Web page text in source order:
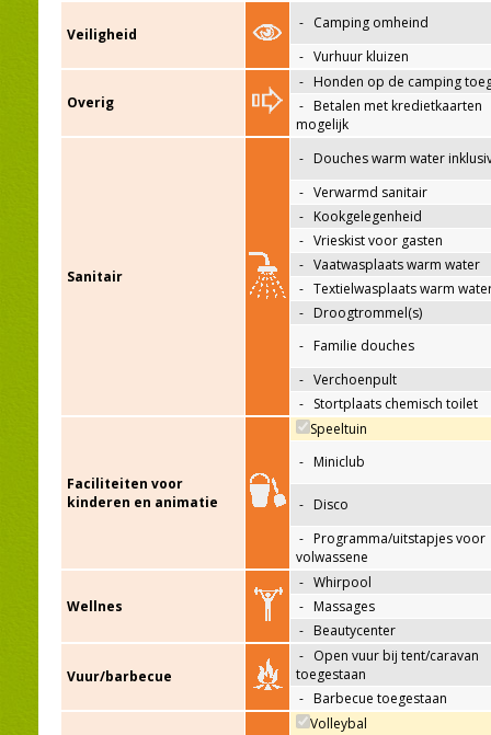
Veiligheid
- Camping omheind
- Vurhuur kluizen
Overig
- Honden op de camping
- Betalen met kredietkaarten
mogelijk
Sanitair
- Douches warm water
- Verwarmd sanitair
- Kookgelegenheid
- Vrieskist voor gasten
- Vaatwasplaats warm water
- Textielwasplaats warm
- Droogtrommel(s)
- Familie douches
- Verchoenpult
- Stortplaats chemisch toilet
Faciliteiten voor
kinderen en animatie
Speeltuin
- Miniclub
- Disco
- Programma/uitstapjes voor
volwassene
Wellnes
- Whirpool
- Massages
- Beautycenter
Vuur/barbecue
- Open vuur bij tent/caravan
toegestaan
- Barbecue toegestaan
Volleybal